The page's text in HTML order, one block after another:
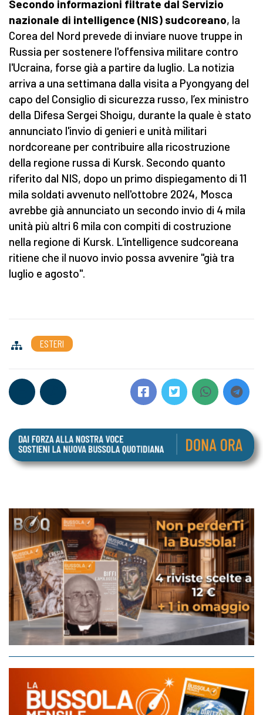
Secondo informazioni filtrate dal Servizio
nazionale di intelligence (NIS) sudcoreano, la
Corea del Nord prevede di inviare nuove truppe in
Russia per sostenere l'offensiva militare contro
l'Ucraina, forse già a partire da luglio. La notizia
arriva a una settimana dalla visita a Pyongyang del
capo del Consiglio di sicurezza russo, l’ex ministro
della Difesa Sergei Shoigu, durante la quale è stato
annunciato l'invio di genieri e unità militari
nordcoreane per contribuire alla ricostruzione
della regione russa di Kursk. Secondo quanto
riferito dal NIS, dopo un primo dispiegamento di 11
mila soldati avvenuto nell'ottobre 2024, Mosca
avrebbe già annunciato un secondo invio di 4 mila
unità più altri 6 mila con compiti di costruzione
nella regione di Kursk. L'intelligence sudcoreana
ritiene che il nuovo invio possa avvenire "già tra
luglio e agosto".
ESTERI